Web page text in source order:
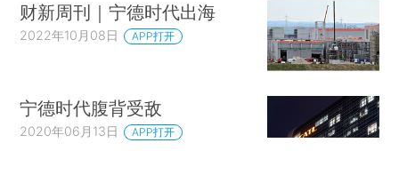
财新周刊｜宁德时代出海
2022年10月08日 APP打开
宁德时代腹背受敌
2020年06月13日 APP打开